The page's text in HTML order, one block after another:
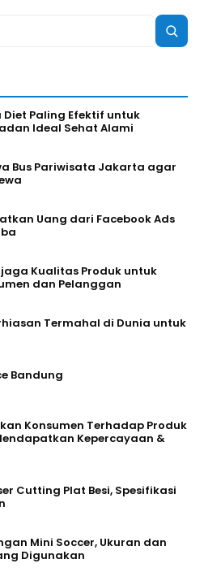
Search
Paling Efektif untuk
Ideal Sehat Alami
Bus Pariwisata Jakarta agar
Uang dari Facebook Ads
Kualitas Produk untuk
dan Pelanggan
Termahal di Dunia untuk
Bandung
Konsumen Terhadap Produk
Kepercayaan &
Cutting Plat Besi, Spesifikasi
Mini Soccer, Ukuran dan
Digunakan